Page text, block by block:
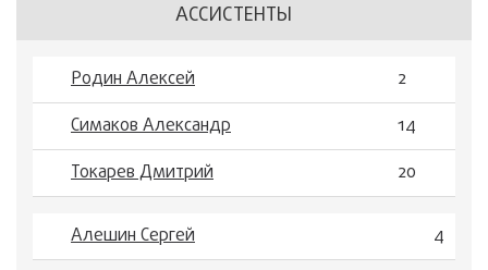
АССИСТЕНТЫ
Родин Алексей
2
Симаков Александр
14
Токарев Дмитрий
20
Алешин Сергей 4